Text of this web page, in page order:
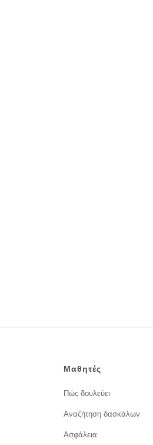
Μαθητές
Πώς δουλεύει
Αναζήτηση δασκάλων
Ασφάλεια